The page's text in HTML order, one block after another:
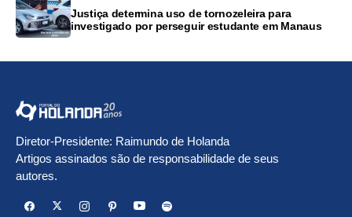
Justiça determina uso de tornozeleira para
investigado por perseguir estudante em Manaus
Diretor-Presidente: Raimundo de Holanda
Artigos assinados são de responsabilidade de seus
autores.